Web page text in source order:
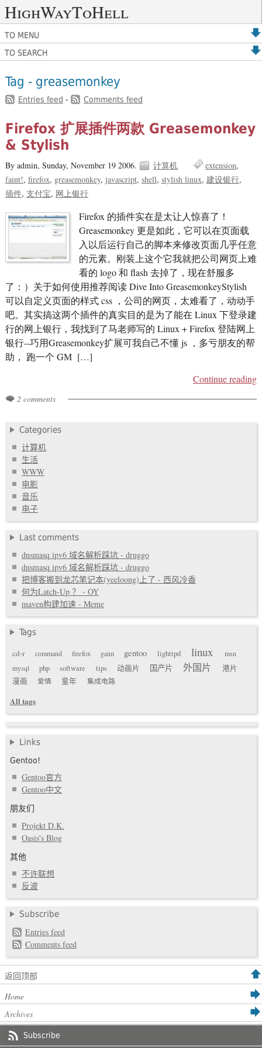
HighWayToHell
TO MENU
TO SEARCH
Tag - greasemonkey
Entries feed - Comments feed
Firefox 扩展插件两款 Greasemonkey
& Stylish
By admin, Sunday, November 19 2006. 计算机
extension
faint! firefox greasemonkey javascript shell stylish linux 建设银行
插件 支付宝 网上银行
Firefox 的插件实在是太让人惊喜了！
Greasemonkey 更是如此，它可以在页面载
入以后运行自己的脚本来修改页面几乎任意
的元素。刚装上这个它我就把公司网页上难
看的 logo 和 flash 去掉了，现在舒服多
了：）关于如何使用推荐阅读 Dive Into GreasemonkeyStylish
可以自定义页面的样式 css ，公司的网页，太难看了，动动手
吧。其实搞这两个插件的真实目的是为了能在 Linux 下登录建
行的网上银行，我找到了马老师写的 Linux + Firefox 登陆网上
银行--巧用Greasemonkey扩展可我自己不懂 js ，多亏朋友的帮
助， 跑一个 GM […]
Continue reading
2 comments
Categories
计算机
生活
WWW
电影
音乐
电子
Last comments
dnsmasq ipv6 域名解析踩坑 - druggo
dnsmasq ipv6 域名解析踩坑 - druggo
把博客搬到龙芯笔记本(yeeloong)上了 - 西风冷香
何为Latch-Up ？ - OY
maven构建加速 - Meme
Tags
cd-r
command firefox gaim gentoo lighttpd linux
msn
mysql
php software tips 动画片 国产片 外国片
港片
漫画
爱情 童年 集成电路
All tags
Links
Gentoo!
Gentoo官方
Gentoo中文
朋友们
Projekt D.K.
Oasis's Blog
其他
不许联想
反波
Subscribe
Entries feed
Comments feed
返回顶部
Home
Archives
Subscribe